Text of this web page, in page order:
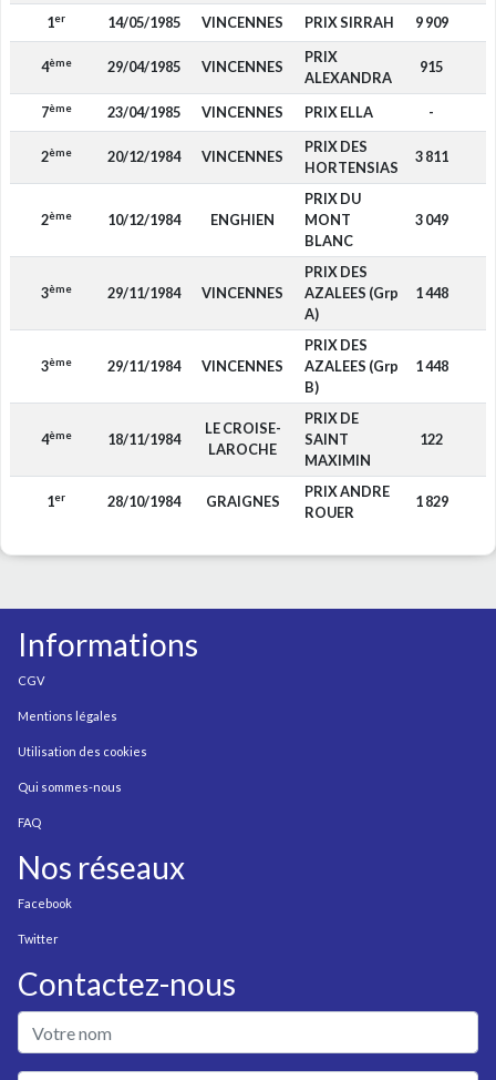
1er 14/05/1985 VINCENNES PRIX SIRRAH 9 909
4ème 29/04/1985 VINCENNES
PRIX
ALEXANDRA
915
7ème 23/04/1985 VINCENNES PRIX ELLA -
2ème 20/12/1984 VINCENNES
PRIX DES
HORTENSIAS
3 811
2ème 10/12/1984 ENGHIEN
PRIX DU
MONT
BLANC
3 049
3ème 29/11/1984 VINCENNES
PRIX DES
AZALEES (Grp
A)
1 448
3ème 29/11/1984 VINCENNES
PRIX DES
AZALEES (Grp
B)
1 448
4ème 18/11/1984
LE CROISE-
LAROCHE
PRIX DE
SAINT
MAXIMIN
122
1er 28/10/1984 GRAIGNES
PRIX ANDRE
ROUER
1 829
Informations
CGV
Mentions légales
Utilisation des cookies
Qui sommes-nous
FAQ
Nos réseaux
Facebook
Twitter
Contactez-nous